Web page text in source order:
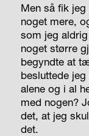
Men så fik
noget mere,
som jeg
noget større
begyndte at
besluttede
alene og i al
med nogen?
det, at jeg
det.